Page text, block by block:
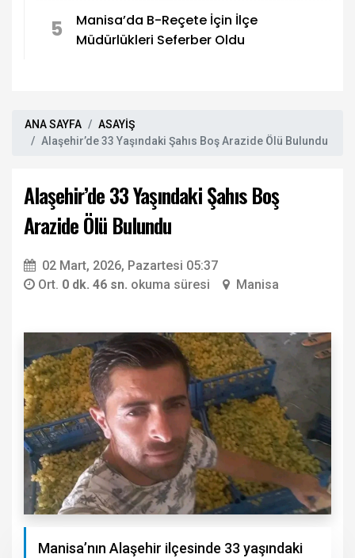
5
Manisa’da B-Reçete İçin İlçe
Müdürlükleri Seferber Oldu
ANA SAYFA
ASAYİŞ
Alaşehir’de 33 Yaşındaki Şahıs Boş Arazide Ölü Bulundu
Alaşehir’de 33 Yaşındaki Şahıs Boş
Arazide Ölü Bulundu
02 Mart, 2026, Pazartesi 05:37
Ort. 0 dk. 46 sn. okuma süresi Manisa
Manisa’nın Alaşehir ilçesinde 33 yaşındaki